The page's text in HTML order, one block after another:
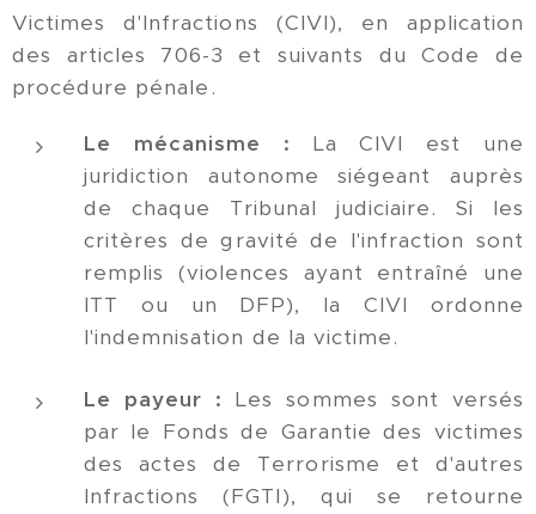
Victimes d'Infractions (CIVI), en application
des articles 706-3 et suivants du Code de
procédure pénale.
Le mécanisme : La CIVI est une
juridiction autonome siégeant auprès
de chaque Tribunal judiciaire. Si les
critères de gravité de l'infraction sont
remplis (violences ayant entraîné une
ITT ou un DFP), la CIVI ordonne
l'indemnisation de la victime.
Le payeur : Les sommes sont versés
par le Fonds de Garantie des victimes
des actes de Terrorisme et d'autres
Infractions (FGTI), qui se retourne